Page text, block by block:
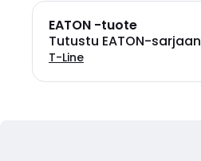
EATON -tuote
Tutustu EATON-sarjaan
T-Line